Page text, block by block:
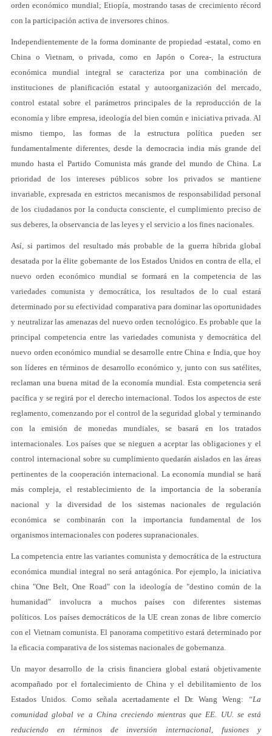
orden económico mundial; Etiopía, mostrando tasas de crecimiento récord
con la participación activa de inversores chinos.
Independientemente de la forma dominante de propiedad -estatal, como en
China o Vietnam, o privada, como en Japón o Corea-, la estructura
económica mundial integral se caracteriza por una combinación de
instituciones de planificación estatal y autoorganización del mercado,
control estatal sobre el parámetros principales de la reproducción de la
economía y libre empresa, ideología del bien común e iniciativa privada. Al
mismo tiempo, las formas de la estructura política pueden ser
fundamentalmente diferentes, desde la democracia india más grande del
mundo hasta el Partido Comunista más grande del mundo de China. La
prioridad de los intereses públicos sobre los privados se mantiene
invariable, expresada en estrictos mecanismos de responsabilidad personal
de los ciudadanos por la conducta consciente, el cumplimiento preciso de
sus deberes, la observancia de las leyes y el servicio a los fines nacionales.
Así, si partimos del resultado más probable de la guerra híbrida global
desatada por la élite gobernante de los Estados Unidos en contra de ella, el
nuevo orden económico mundial se formará en la competencia de las
variedades comunista y democrática, los resultados de lo cual estará
determinado por su efectividad comparativa para dominar las oportunidades
y neutralizar las amenazas del nuevo orden tecnológico. Es probable que la
principal competencia entre las variedades comunista y democrática del
nuevo orden económico mundial se desarrolle entre China e India, que hoy
son líderes en términos de desarrollo económico y, junto con sus satélites,
reclaman una buena mitad de la economía mundial. Esta competencia será
pacífica y se regirá por el derecho internacional. Todos los aspectos de este
reglamento, comenzando por el control de la seguridad global y terminando
con la emisión de monedas mundiales, se basará en los tratados
internacionales. Los países que se nieguen a aceptar las obligaciones y el
control internacional sobre su cumplimiento quedarán aislados en las áreas
pertinentes de la cooperación internacional. La economía mundial se hará
más compleja, el restablecimiento de la importancia de la soberanía
nacional y la diversidad de los sistemas nacionales de regulación
económica se combinarán con la importancia fundamental de los
organismos internacionales con poderes supranacionales.
La competencia entre las variantes comunista y democrática de la estructura
económica mundial integral no será antagónica. Por ejemplo, la iniciativa
china "One Belt, One Road" con la ideología de "destino común de la
humanidad" involucra a muchos países con diferentes sistemas
políticos. Los países democráticos de la UE crean zonas de libre comercio
con el Vietnam comunista. El panorama competitivo estará determinado por
la eficacia comparativa de los sistemas nacionales de gobernanza.
Un mayor desarrollo de la crisis financiera global estará objetivamente
acompañado por el fortalecimiento de China y el debilitamiento de los
Estados Unidos. Como señala acertadamente el Dr. Wang Weng:
“La
comunidad global ve a China creciendo mientras que EE. UU. se está
reduciendo en términos de inversión internacional, fusiones y